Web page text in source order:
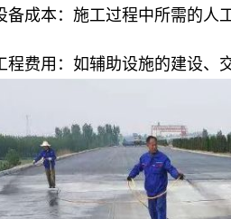
备成本：施工过程中所需的人
程费用：如辅助设施的建设、